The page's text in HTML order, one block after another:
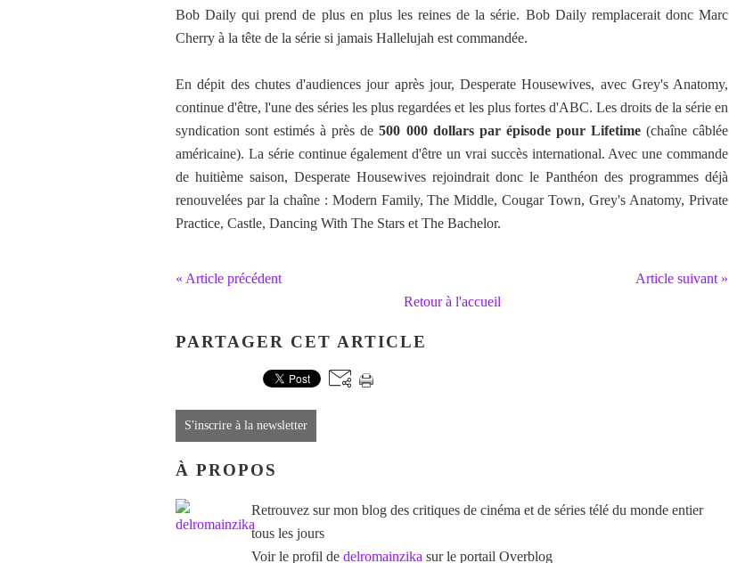
Bob Daily qui prend de plus en plus les reines de la série. Bob Daily remplacerait donc Marc
Cherry à la tête de la série si jamais Hallelujah est commandée.
En dépit des chutes d'audiences jour après jour, Desperate Housewives, avec Grey's Anatomy,
continue d'être, l'une des séries les plus regardées et les plus fortes d'ABC. Les droits de la série en
syndication sont estimés à près de500 000 dollars par épisode pour Lifetime(chaîne câblée
américaine). La série continue également d'être un vrai succès international. Avec une commande
de huitième saison, Desperate Housewives rejoindrait donc le Panthéon des programmes déjà
renouvelées par la chaîne : Modern Family, The Middle, Cougar Town, Grey's Anatomy, Private
Practice, Castle, Dancing With The Stars et The Bachelor.
« Article précédent
Article suivant »
Retour à l'accueil
PARTAGER CET ARTICLE
S'inscrire à la newsletter
À PROPOS
Retrouvez sur mon blog des critiques de cinéma et de séries télé du monde entier
tous les jours
Voir le profil de delromainzika sur le portail Overblog